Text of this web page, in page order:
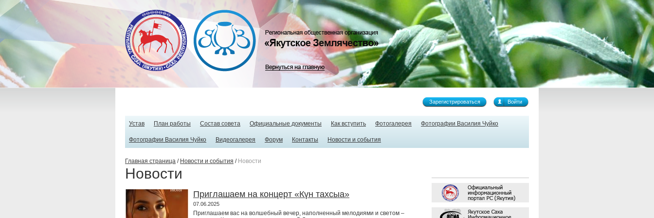
Зарегистрироваться Войти
Устав План работы Состав совета Официальные документы Как вступить Фотогалерея Фотографии Василия Чуйко
Фотографии Василия Чуйко Видеогалерея Форум Контакты Новости и события
Главная страница / Новости и события / Новости
Новости
Приглашаем на концерт «Күн тахсыа»
07.06.2025
Приглашаем вас на волшебный вечер, наполненный мелодиями и светом –